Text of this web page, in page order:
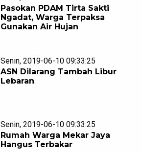
Pasokan PDAM Tirta Sakti
Ngadat, Warga Terpaksa
Gunakan Air Hujan
Senin, 2019-06-10 09:33:25
ASN Dilarang Tambah Libur
Lebaran
Senin, 2019-06-10 09:33:25
Rumah Warga Mekar Jaya
Hangus Terbakar